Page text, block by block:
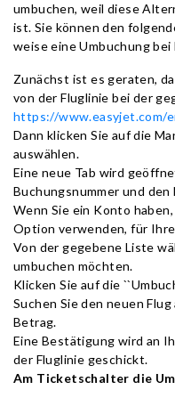
umbuchen, weil diese
ist. Sie können den
weise eine Umbuchung
Zunächst ist es geraten,
von der Fluglinie bei der
https://www.easyjet.com/
Dann klicken Sie auf die
auswählen.
Eine neue Tab wird
Buchungsnummer und den
Wenn Sie ein Konto
Option verwenden, für
Von der gegebene Liste
umbuchen möchten.
Klicken Sie auf die
Suchen Sie den neuen
Betrag.
Eine Bestätigung wird an
der Fluglinie geschickt.
Am Ticketschalter die